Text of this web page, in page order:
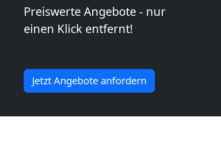
Preiswerte Angebote - nur
einen Klick entfernt!
Jetzt Angebote anfordern
Wiener
Neustadt
Möbelmontage
Wiener